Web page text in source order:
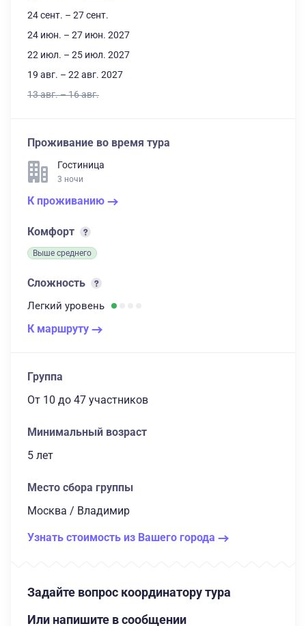
24 сент. – 27 сент.
24 июн. – 27 июн. 2027
22 июл. – 25 июл. 2027
19 авг. – 22 авг. 2027
13 авг. – 16 авг.
Проживание во время тура
Гостиница
3 ночи
К проживанию
Комфорт
Выше среднего
Сложность
Легкий уровень
К маршруту
Группа
От 10 до 47 участников
Минимальный возраст
5 лет
Место сбора группы
Москва / Владимир
Узнать стоимость из Вашего города
Задайте вопрос координатору тура
Или напишите в сообщении